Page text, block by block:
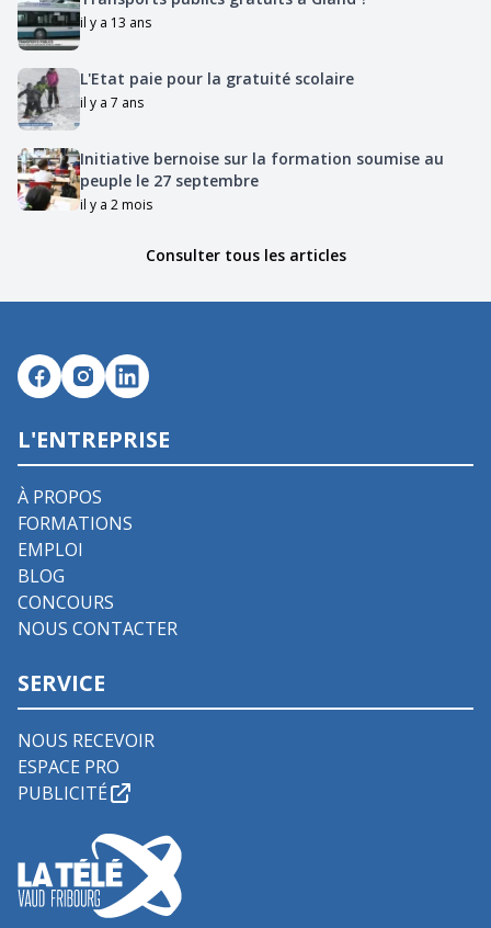
il y a 13 ans
L'Etat paie pour la gratuité scolaire
il y a 7 ans
Initiative bernoise sur la formation soumise au
peuple le 27 septembre
il y a 2 mois
Consulter tous les articles
L'ENTREPRISE
À PROPOS
FORMATIONS
EMPLOI
BLOG
CONCOURS
NOUS CONTACTER
SERVICE
NOUS RECEVOIR
ESPACE PRO
PUBLICITÉ